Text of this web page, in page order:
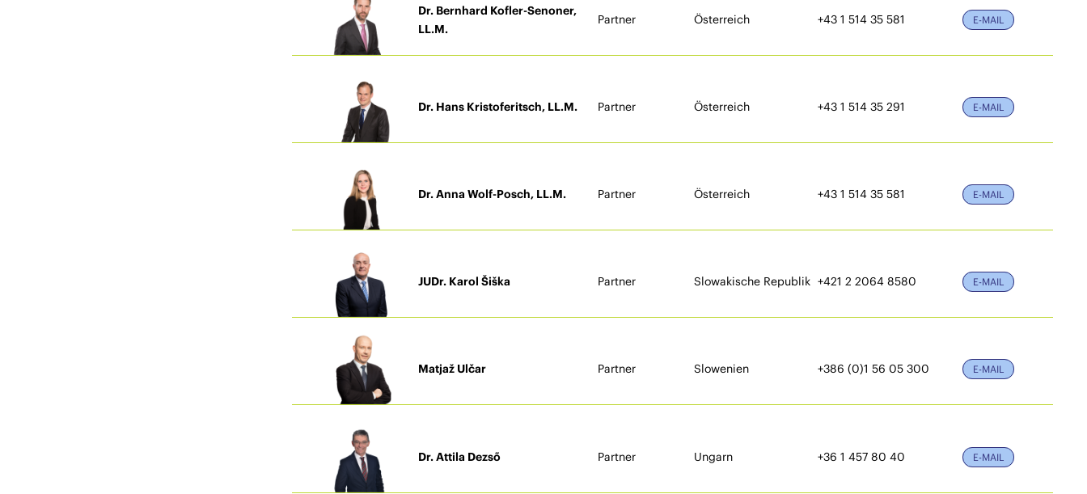
Dr. Bernhard Kofler-Senoner,
LL.M.
Partner Österreich +43 1 514 35 581 E-MAIL
Dr. Hans Kristoferitsch, LL.M. Partner Österreich +43 1 514 35 291 E-MAIL
Dr. Anna Wolf-Posch, LL.M. Partner Österreich +43 1 514 35 581 E-MAIL
JUDr. Karol Šiška Partner Slowakische Republik +421 2 2064 8580 E-MAIL
Matjaž Ulčar Partner Slowenien +386 (0)1 56 05 300 E-MAIL
Dr. Attila Dezső Partner Ungarn +36 1 457 80 40 E-MAIL